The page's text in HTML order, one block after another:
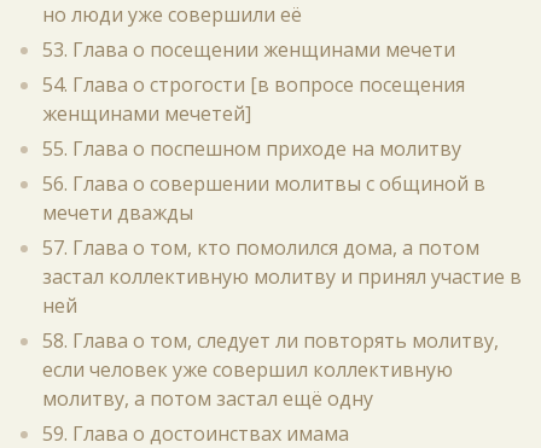
но люди уже совершили её
53. Глава о посещении женщинами мечети
54. Глава о строгости [в вопросе посещения
женщинами мечетей]
55. Глава о поспешном приходе на молитву
56. Глава о совершении молитвы с общиной в
мечети дважды
57. Глава о том, кто помолился дома, а потом
застал коллективную молитву и принял участие в
ней
58. Глава о том, следует ли повторять молитву,
если человек уже совершил коллективную
молитву, а потом застал ещё одну
59. Глава о достоинствах имама